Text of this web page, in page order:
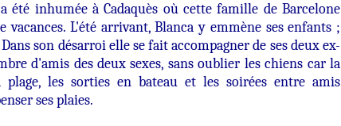
été inhumée à Cadaquès où cette famille de Barcelone
vacances. L'été arrivant, Blanca y emmène ses enfants ;
son désarroi elle se fait accompagner de ses deux ex-
d'amis des deux sexes, sans oublier les chiens car la
les sorties en bateau et les soirées entre amis
ses plaies.